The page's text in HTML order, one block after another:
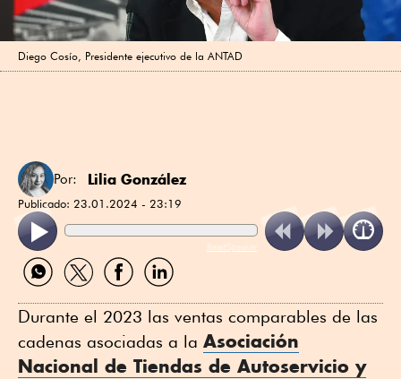
Diego Cosío, Presidente ejecutivo de la ANTAD
Por: Lilia González
Publicado: 23.01.2024 - 23:19
ReadSpeaker
Compartir
por
Compartir
por
Compartir
por
Compartir
por
Durante el 2023 las ventas comparables de las
cadenas asociadas a la Asociación
Nacional de Tiendas de Autoservicio y